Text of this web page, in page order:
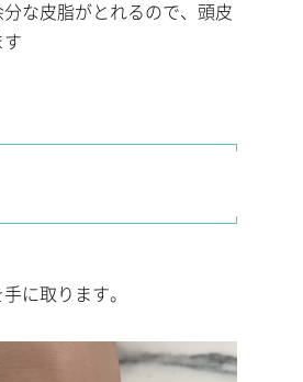
な皮脂がとれるので、頭皮
に取ります。